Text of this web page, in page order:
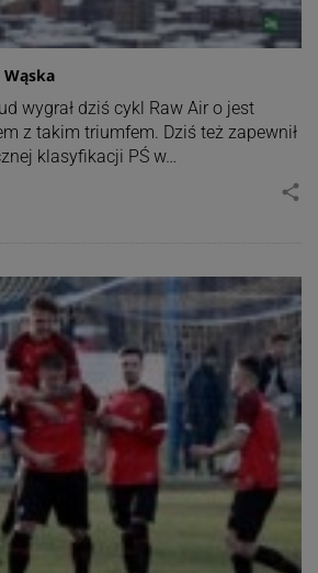
Wąska
wygrał dziś cykl Raw Air o jest
z takim triumfem. Dziś też zapewnił
klasyfikacji PŚ w…
share